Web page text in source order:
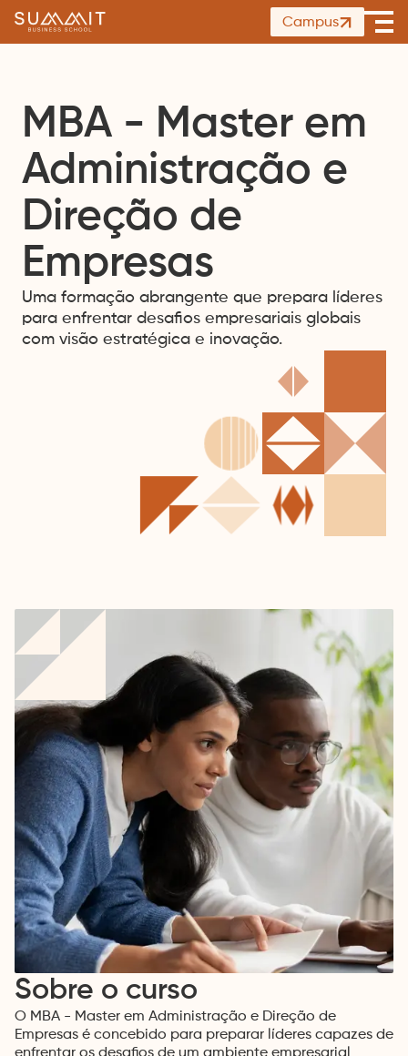
Summit
Business
Campus
MBA - Master em
Administração e
Direção de
Empresas
Uma formação abrangente que prepara líderes
para enfrentar desafios empresariais globais
com visão estratégica e inovação.
Sobre o curso
O MBA - Master em Administração e Direção de
Empresas é concebido para preparar líderes capazes de